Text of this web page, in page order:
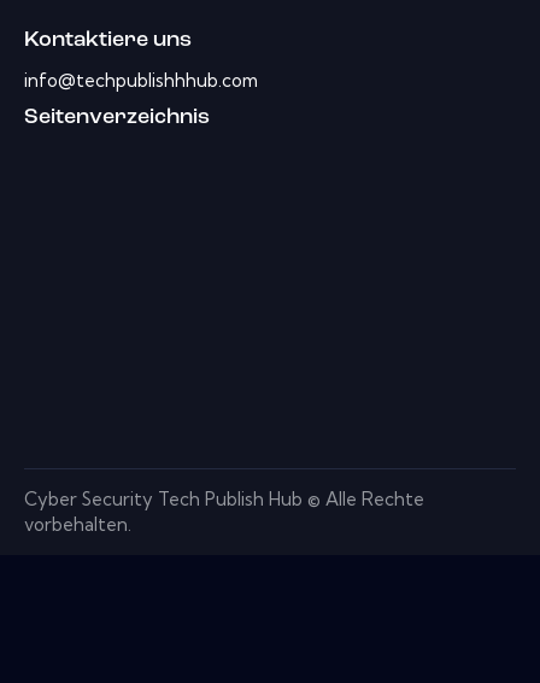
Kontaktiere uns
info@techpublishhhub.com
Seitenverzeichnis
Cyber ​​Security Tech Publish Hub © Alle Rechte
vorbehalten.